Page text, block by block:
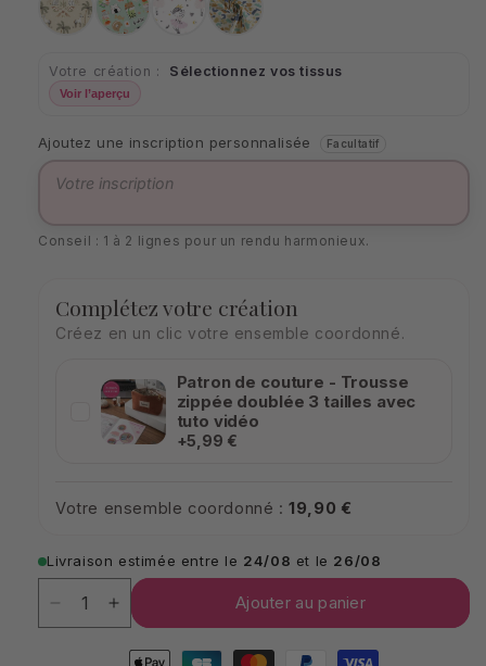
Jungle Kawai DanseusePtiwi
Votre création : Sélectionnez vos tissus
Voir l’aperçu
Ajoutez une inscription personnalisée Facultatif
Conseil : 1 à 2 lignes pour un rendu harmonieux.
Complétez votre création
Créez en un clic votre ensemble coordonné.
Patron de couture - Trousse
zippée doublée 3 tailles avec
tuto vidéo
+5,99 €
Votre ensemble coordonné :19,90 €
Livraison estimée entre le 24/08 et le 26/08
Réduire
la
Augmenter
la
quantité
Ajouter au panier
Moyens